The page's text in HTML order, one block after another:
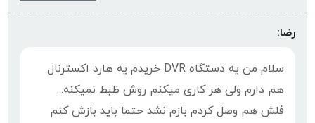
رضا:
سلام من یه دستگاه DVR خریدم یه هارد اکسترنال
هم دارم ولی هر کاری میکنم روش ظبط نمیکنه...
فلش هم وصل کردم بازم نشد حتما باید بازش کنم